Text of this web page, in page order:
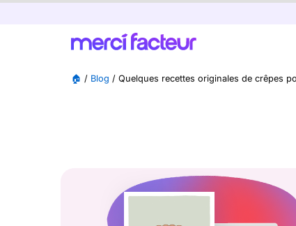
🏠 / Blog / Quelques recettes originales de crêpes